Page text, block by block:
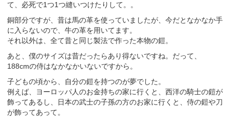
て、必死で1つ1つ縫いつけたりして。。
銅部分ですが、昔は馬の革を使っていましたが、今だとなかなか手
に入らないので、牛の革を用いてます。
それ以外は、全て昔と同じ製法で作った本物の鎧。
あと、僕のサイズは昔だったらあり得ないですね。だって、
188cmの侍はなかなかいないですから。
子どもの頃から、自分の鎧を持つのが夢でした。
例えば、ヨーロッパ人のお金持ちの家に行くと、西洋の騎士の鎧が
飾ってあるし、日本の武士の子孫の方のお家に行くと、侍の鎧や刀
が飾ってあって。